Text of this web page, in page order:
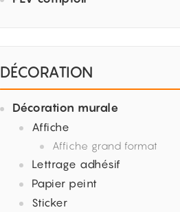
DÉCORATION
Décoration murale
Affiche
Affiche grand format
Lettrage adhésif
Papier peint
Sticker